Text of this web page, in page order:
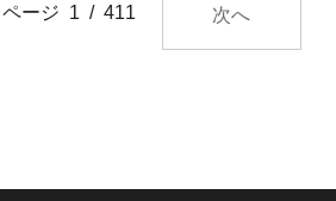
ページ 1 / 411 次へ